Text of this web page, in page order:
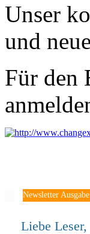
Unser
und
Für den
Newsletter
Liebe Leser,